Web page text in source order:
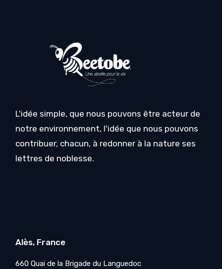
L'idée simple, que nous pouvons être acteur de
notre environnement, l'idée que nous pouvons
contribuer, chacun, à redonner à la nature ses
lettres de noblesse.
Alès, France
660 Quai de la Brigade du Languedoc